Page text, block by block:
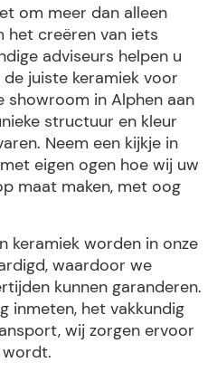
om meer dan alleen
het creëren van iets
adviseurs helpen u
juiste keramiek voor
showroom in Alphen aan
structuur en kleur
Neem een kijkje in
eigen ogen hoe wij uw
maat maken, met oog
keramiek worden in onze
waardoor we
kunnen garanderen.
inmeten, het vakkundig
wij zorgen ervoor